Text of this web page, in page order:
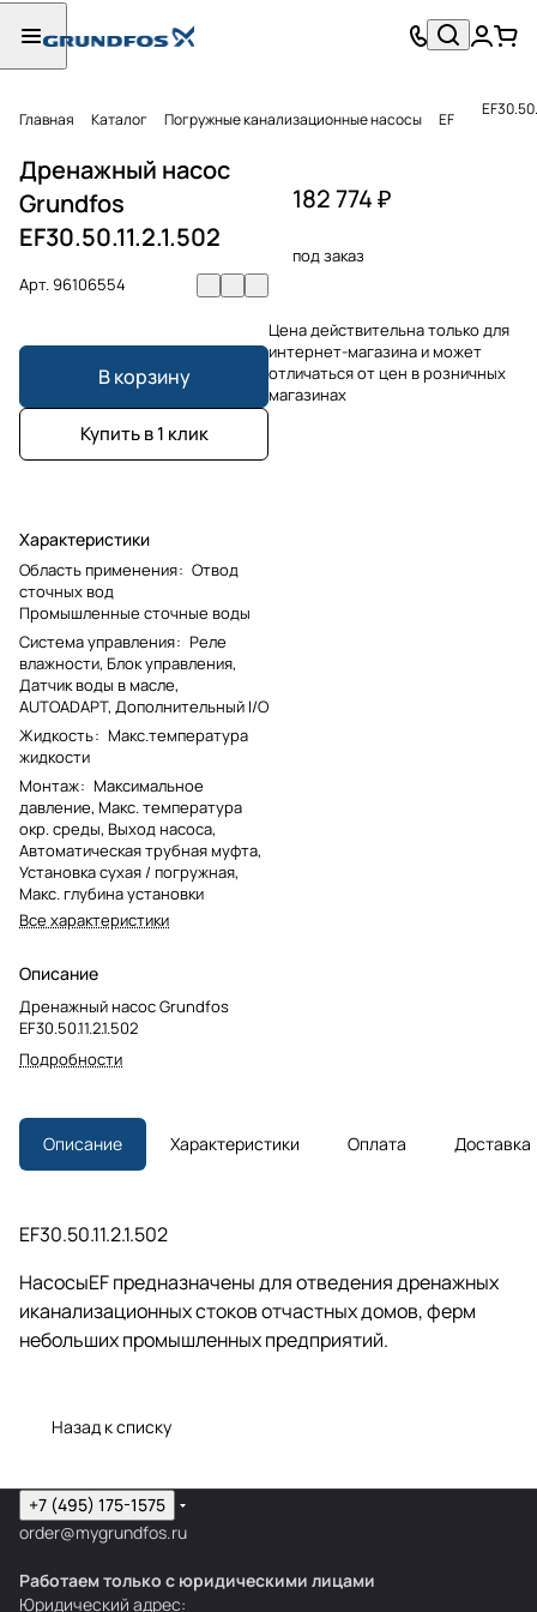
Главная Каталог Погружные канализационные насосы EF
Дренажный насос
Grundfos
EF30.50.11.2.1.502
Арт.96106554
В корзину
Купить в 1 клик
Характеристики
Область применения: Отвод
сточных вод
Промышленные сточные воды
Система управления: Реле
влажности, Блок управления,
Датчик воды в масле,
AUTOADAPT, Дополнительный I/O
Жидкость: Макс.температура
жидкости
Монтаж: Максимальное
давление, Макс. температура
окр. среды, Выход насоса,
Автоматическая трубная муфта,
Установка сухая / погружная,
Макс. глубина установки
Все характеристики
Описание
Дренажный насос Grundfos
EF30.50.11.2.1.502
Подробности
182 774 ₽
под заказ
Цена действительна только для
интернет-магазина и может
отличаться от цен в розничных
магазинах
Описание Характеристики Оплата Доставка
EF30.50.11.2.1.502
НасосыEF предназначены для отведения дренажных
иканализационных стоков отчастных домов, ферм
небольших промышленных предприятий.
Назад к списку
+7 (495) 175-1575
order@mygrundfos.ru
Работаем только с юридическими лицами
Юридический адрес: